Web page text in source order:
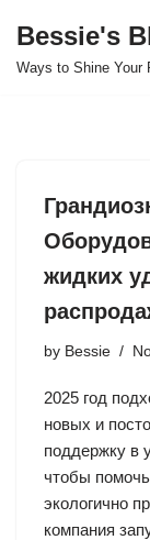
Skip
Bessie's
Ways to Shine Your
жидких
by Bessie
2025 год
новых и
поддержку в
чтобы
экологично
компания